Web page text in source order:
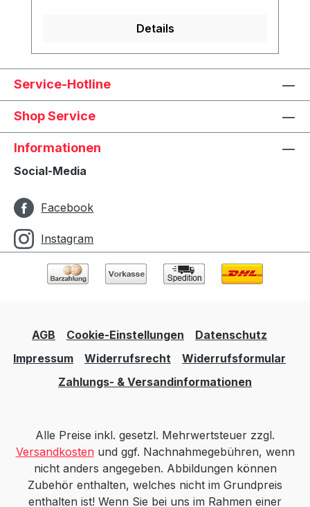
Details
Service-Hotline
Shop Service
Informationen
Social-Media
Facebook
Instagram
AGB Cookie-Einstellungen
Datenschutz
Impressum
Widerrufsrecht
Widerrufsformular
Zahlungs- & Versandinformationen
Alle Preise inkl. gesetzl. Mehrwertsteuer zzgl.
Versandkostenund ggf. Nachnahmegebühren, wenn
nicht anders angegeben. Abbildungen können
Zubehör enthalten, welches nicht im Grundpreis
enthalten ist! Wenn Sie bei uns im Rahmen einer